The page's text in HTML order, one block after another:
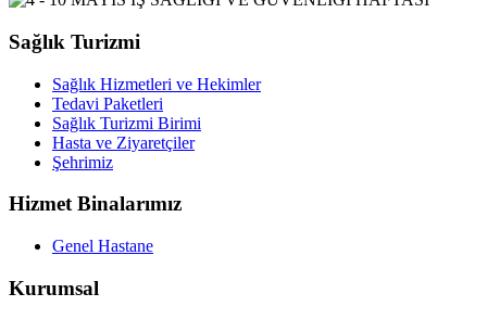
Sağlık Turizmi
Sağlık Hizmetleri ve Hekimler
Tedavi Paketleri
Sağlık Turizmi Birimi
Hasta ve Ziyaretçiler
Şehrimiz
Hizmet Binalarımız
Genel Hastane
Kurumsal